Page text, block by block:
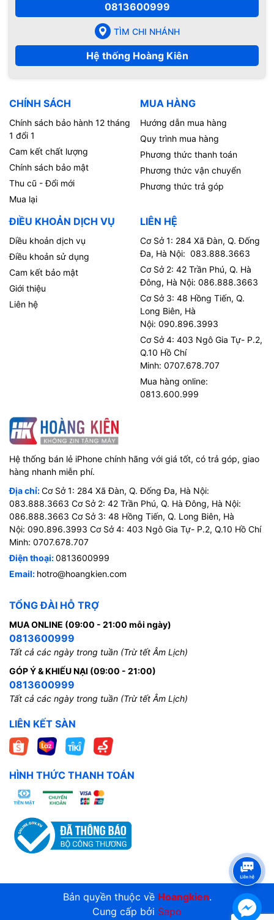
0813600999
TÌM CHI NHÁNH
Hệ thống Hoàng Kiên
CHÍNH SÁCH
Chính sách bảo hành 12 tháng
1 đổi 1
Cam kết chất lượng
Chính sách bảo mật
Thu cũ - Đổi mới
Mua lại
MUA HÀNG
Hướng dẫn mua hàng
Quy trình mua hàng
Phương thức thanh toán
Phương thức vận chuyển
Phương thức trả góp
ĐIỀU KHOẢN DỊCH VỤ
Diều khoản dịch vụ
Điều khoản sử dụng
Cam kết bảo mật
Giới thiệu
Liên hệ
LIÊN HỆ
Cơ Sở 1: 284 Xã Đàn, Q. Đống
Đa, Hà Nội: 083.888.3663
Cơ Sở 2: 42 Trần Phú, Q. Hà
Đông, Hà Nội: 086.888.3663
Cơ Sở 3: 48 Hồng Tiến, Q.
Long Biên, Hà
Nội: 090.896.3993
Cơ Sở 4: 403 Ngô Gia Tự- P.2,
Q.10 Hồ Chí
Minh: 0707.678.707
Mua hàng online:
0813.600.999
Hệ thống bán lẻ iPhone chính hãng với giá tốt, có trả góp, giao
hàng nhanh miễn phí.
Địa chỉ:Cơ Sở 1: 284 Xã Đàn, Q. Đống Đa, Hà Nội:
083.888.3663 Cơ Sở 2: 42 Trần Phú, Q. Hà Đông, Hà Nội:
086.888.3663 Cơ Sở 3: 48 Hồng Tiến, Q. Long Biên, Hà
Nội: 090.896.3993 Cơ Sở 4: 403 Ngô Gia Tự- P.2, Q.10 Hồ Chí
Minh: 0707.678.707
Điện thoại:0813600999
Email: hotro@hoangkien.com
TỔNG ĐÀI HỖ TRỢ
MUA ONLINE (09:00 - 21:00 mỗi ngày)
0813600999
Tất cả các ngày trong tuần (Trừ tết Âm Lịch)
GÓP Ý & KHIẾU NẠI (09:00 - 21:00)
0813600999
Tất cả các ngày trong tuần (Trừ tết Âm Lịch)
LIÊN KẾT SÀN
HÌNH THỨC THANH TOÁN
Bản quyền thuộc về Hoangkien.
Cung cấp bởi Sapo